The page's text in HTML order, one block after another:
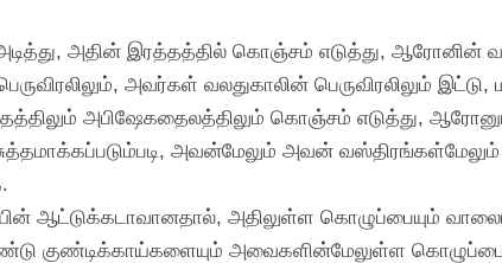
அதின் இரத்தத்தில் கொஞ்சம் எடுத்து, ஆரோனின்
அவர்கள் வலதுகாலின் பெருவிரலிலும்
அபிஷேகதைலத்திலும் கொஞ்சம் எடுத்து,
அவன்மேலும் அவன்
ஆட்டுக்கடாவானதால், அதிலுள்ள கொழுப்பையும்
குண்டிக்காய்களையும் அவைகளின்மேலுள்ள